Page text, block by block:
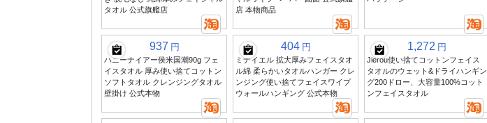
タオル 公式旗艦店
店 本物商品
937 円
ハニーナイアー侯米国潮90g フェ
イスタオル 厚み使い捨てコットン
ソフトタオル クレンジングタオル
壁掛け 公式本物
404 円
ミナイエル 拡大厚みフェイスタオ
ル綿 柔らかいタオルハンガー クレ
ンジング使い捨てフェイスワイプ
ウォールハンギング 公式本物
1,272 円
Jierou使い捨てコットンフェイス
タオルのウェット&ドライハンギン
グ200ドロー、大容量100%コット
ンフェイスタオル